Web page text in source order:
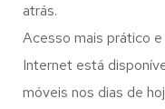
atrás.
Acesso mais prático
Internet está
móveis nos dias de